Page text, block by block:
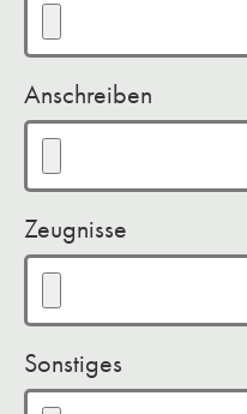
Anschreiben
Zeugnisse
Sonstiges